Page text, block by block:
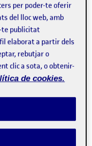
per poder-te oferir
del lloc web, amb
publicitat
elaborat a partir dels
rebutjar o
clic a sota, o obtenir-
de cookies.